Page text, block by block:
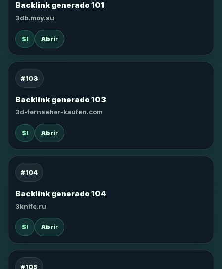
Backlink generado 101
3db.moy.su
SI Abrir
#103
Backlink generado 103
3d-fernseher-kaufen.com
SI Abrir
#104
Backlink generado 104
3knife.ru
SI Abrir
#105